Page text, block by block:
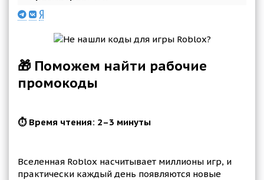
🎁 Поможем найти рабочие
промокоды
⏱️ Время чтения: 2–3 минуты
Вселенная Roblox насчитывает миллионы игр, и
практически каждый день появляются новые